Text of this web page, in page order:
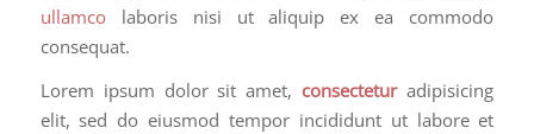
ullamcolaboris nisi ut aliquip ex ea commodo
consequat.
Lorem ipsum dolor sit amet, consecteturadipisicing
elit, sed do eiusmod tempor incididunt ut labore et